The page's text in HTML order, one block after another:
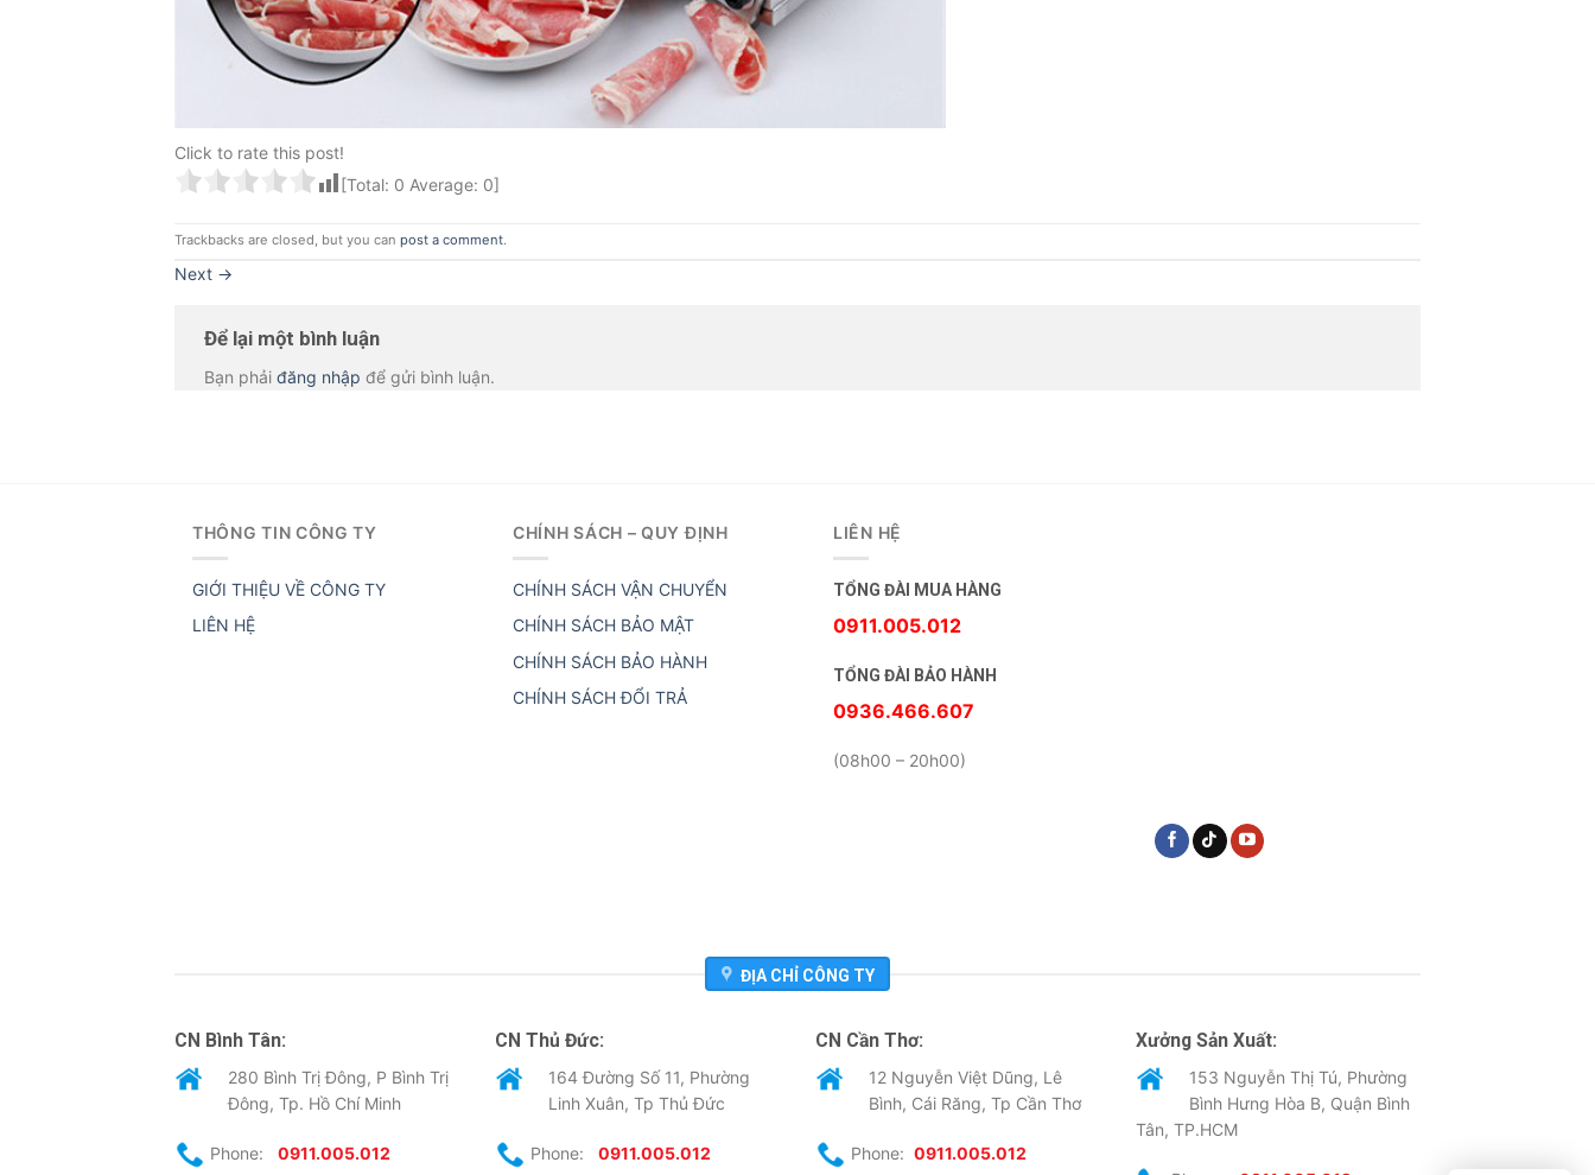
Click to rate this post!
[Total: 0 Average: 0]
Trackbacks are closed, but you can post a comment.
Next →
Để lại một bình luận
Bạn phải đăng nhập để gửi bình luận.
THÔNG TIN CÔNG TY
GIỚI THIỆU VỀ CÔNG TY
LIÊN HỆ
CHÍNH SÁCH – QUY ĐỊNH
CHÍNH SÁCH VẬN CHUYỂN
CHÍNH SÁCH BẢO MẬT
CHÍNH SÁCH BẢO HÀNH
CHÍNH SÁCH ĐỔI TRẢ
LIÊN HỆ
TỔNG ĐÀI MUA HÀNG
0911.005.012
TỔNG ĐÀI BẢO HÀNH
0936.466.607
(08h00 – 20h00)
ĐỊA CHỈ CÔNG TY
CN Bình Tân:
280 Bình Trị Đông, P Bình Trị
Đông, Tp. Hồ Chí Minh
Phone: 0911.005.012
CN Thủ Đức:
164 Đường Số 11, Phường
Linh Xuân, Tp Thủ Đức
Phone: 0911.005.012
CN Cần Thơ:
12 Nguyễn Việt Dũng, Lê
Bình, Cái Răng, Tp Cần Thơ
Phone: 0911.005.012
Xưởng Sản Xuất:
153 Nguyễn Thị Tú, Phường
Bình Hưng Hòa B, Quận Bình
Tân, TP.HCM